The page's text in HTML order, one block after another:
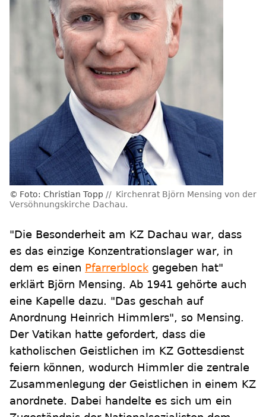
Foto: Christian Topp
Kirchenrat Björn Mensing von der
Versöhnungskirche Dachau.
"Die Besonderheit am KZ Dachau war, dass
es das einzige Konzentrationslager war, in
dem es einen Pfarrerblock gegeben hat"
erklärt Björn Mensing. Ab 1941 gehörte auch
eine Kapelle dazu. "Das geschah auf
Anordnung Heinrich Himmlers", so Mensing.
Der Vatikan hatte gefordert, dass die
katholischen Geistlichen im KZ Gottesdienst
feiern können, wodurch Himmler die zentrale
Zusammenlegung der Geistlichen in einem KZ
anordnete. Dabei handelte es sich um ein